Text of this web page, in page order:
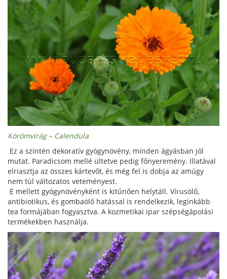
Körömvirág – Calendula
Ez a szintén dekoratív gyógynövény, minden ágyásban jól
mutat. Paradicsom mellé ültetve pedig főnyeremény. Illatával
elriasztja az összes kártevőt, és még fel is dobja az amúgy
nem túl változatos veteményest.
E mellett gyógynövényként is kitűnően helytáll. Vírusölő,
antibiotikus, és gombaölő hatással is rendelkezik, leginkább
tea formájában fogyasztva. A kozmetikai ipar szépségápolási
termékekben használja.